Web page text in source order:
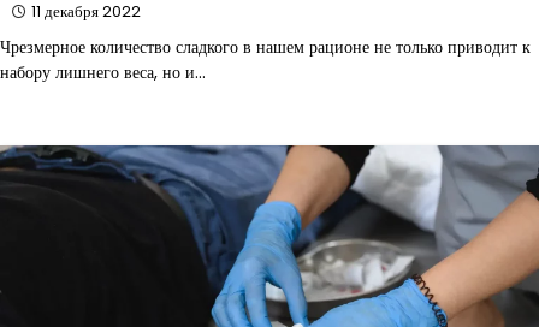
11 декабря 2022
Чрезмерное количество сладкого в нашем рационе не только приводит к
набору лишнего веса, но и…